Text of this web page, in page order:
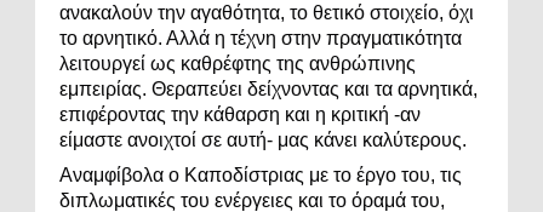
ανακαλούν την αγαθότητα, το θετικό στοιχείο, όχι
το αρνητικό. Αλλά η τέχνη στην πραγματικότητα
λειτουργεί ως καθρέφτης της ανθρώπινης
εμπειρίας. Θεραπεύει δείχνοντας και τα αρνητικά,
επιφέροντας την κάθαρση και η κριτική -αν
είμαστε ανοιχτοί σε αυτή- μας κάνει καλύτερους.
Αναμφίβολα ο Καποδίστριας με το έργο του, τις
διπλωματικές του ενέργειες και το όραμά του,